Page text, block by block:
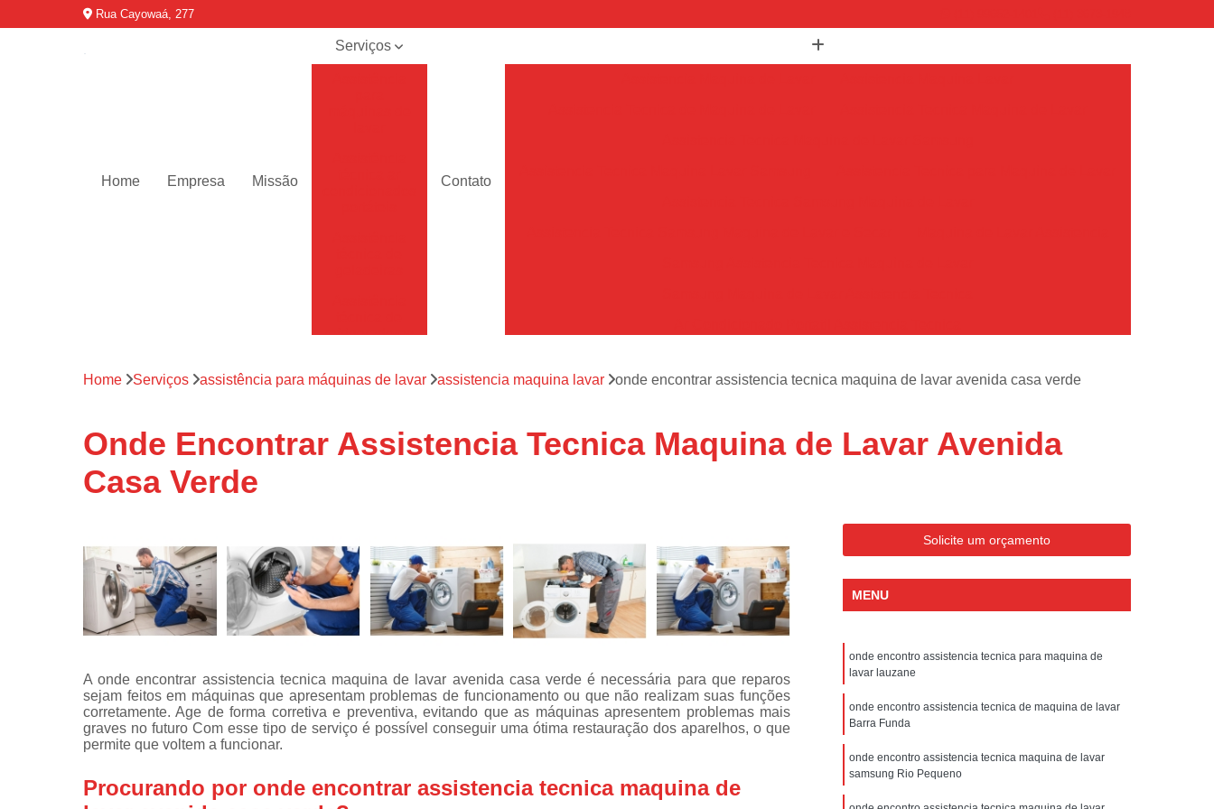
Rua Cayowaá, 277
Home Empresa Missão
Serviços
refrigeradores
técnica de
técnicas de
fogão
Conserto de
máquinas de
lavar
Consertos de
adega
geladeiras
expositoras
Instalação de
máquinas de
Contato
Assistencia Tecnica Ar Condicionado Portatil
Assistencia Tecnica Ar Condicionado Portatil Philco
Assistencia Tecnica de Ar Condicionado Portatil Philco
Assistencia Tecnica em Ar Condicionado Portatil
Assistencia Tecnica para Ar Condicionado Portatil
Assistencia Tecnica de Geladeira
Assistencia Tecnica de Geladeira Electrolux
Assistencia Tecnica Geladeira Electrolux
Assistencia Tecnica Resfriar Geladeira
Electrolux Assistencia Tecnica Geladeira
Electrolux Geladeira Assistencia Tecnica
Geladeira Assistencia Tecnica
Assistencia Tecnica de Refrigerador
Assistencia Tecnica de Refrigerador Electrolux
Assistencia Tecnica Electrolux Refrigerador
Home Serviços assistência para máquinas de lavar assistencia maquina lavar onde encontrar assistencia tecnica maquina de lavar avenida casa verde
Onde Encontrar Assistencia Tecnica Maquina de Lavar Avenida
Casa Verde
A onde encontrar assistencia tecnica maquina de lavar avenida casa verde é necessária para que reparos
sejam feitos em máquinas que apresentam problemas de funcionamento ou que não realizam suas funções
corretamente. Age de forma corretiva e preventiva, evitando que as máquinas apresentem problemas mais
graves no futuro Com esse tipo de serviço é possível conseguir uma ótima restauração dos aparelhos, o que
permite que voltem a funcionar.
Procurando por onde encontrar assistencia tecnica maquina de
Solicite um orçamento
MENU
onde encontro assistencia tecnica para maquina de
lavar lauzane
onde encontro assistencia tecnica de maquina de lavar
Barra Funda
onde encontro assistencia tecnica maquina de lavar
samsung Rio Pequeno